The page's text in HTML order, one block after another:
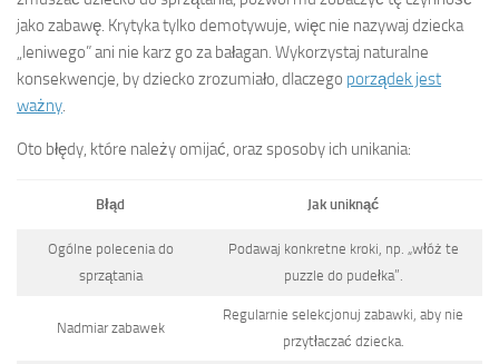
jako zabawę. Krytyka tylko demotywuje, więc nie nazywaj dziecka
„leniwego” ani nie karz go za bałagan. Wykorzystaj naturalne
konsekwencje, by dziecko zrozumiało, dlaczego porządek jest
ważny
Oto błędy, które należy omijać, oraz sposoby ich unikania:
Błąd Jak uniknąć
Ogólne polecenia do
sprzątania
Podawaj konkretne kroki, np. „włóż te
puzzle do pudełka”.
Nadmiar zabawek
Regularnie selekcjonuj zabawki, aby nie
przytłaczać dziecka.